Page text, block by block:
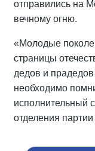
отправились на
вечному огню.
«Молодые
страницы
дедов и прадедов
необходимо
исполнительный
отделения